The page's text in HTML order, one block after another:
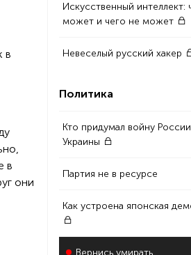
в
в
они
Искусственный интеллект:
может и чего не может
Невеселый русский хакер
Политика
Кто придумал войну
Украины
Партия не в ресурсе
Как устроена японская
Вернись умирать